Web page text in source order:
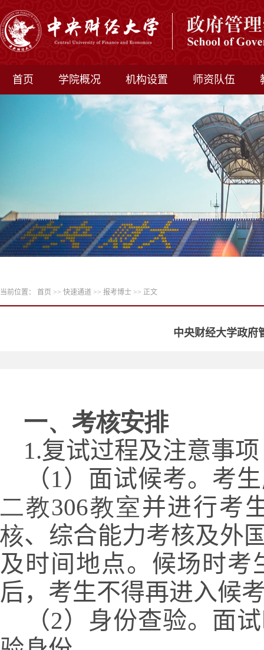
首页 学院概况 机构设置 师资队伍
当前位置： 首页 >> 快速通道 >> 报考博士 >> 正文
中央财经大学政府
一、考核安排
1.复试过程及注意事项
（1） 面试候考。考
二教306教室并进行考
核、 综合能力考核及外
及时间地点。候场时
后，考生不得再进入候
（2）身份查验。面